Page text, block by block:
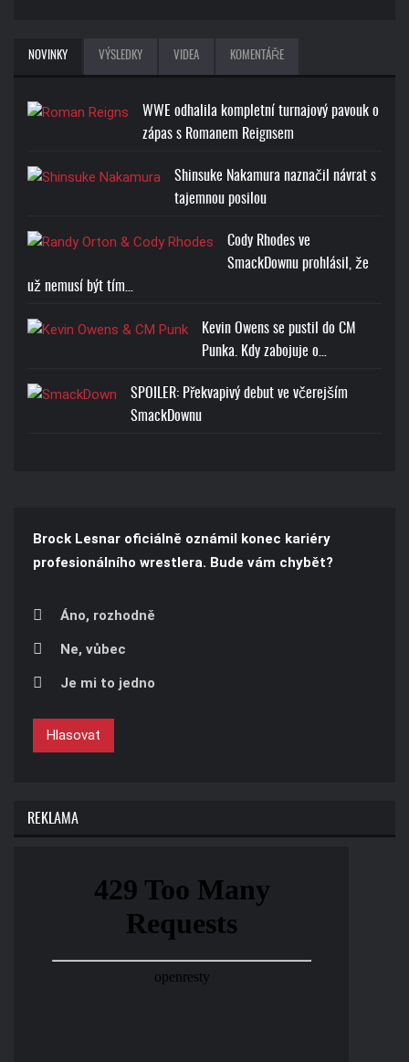
NOVINKY VÝSLEDKY VIDEA KOMENTÁŘE
WWE odhalila kompletní turnajový pavouk o
zápas s Romanem Reignsem
Shinsuke Nakamura naznačil návrat s
tajemnou posilou
Cody Rhodes ve
SmackDownu prohlásil, že
už nemusí být tím…
Kevin Owens se pustil do CM
Punka. Kdy zabojuje o…
SPOILER: Překvapivý debut ve včerejším
SmackDownu
Brock Lesnar oficiálně oznámil konec kariéry
profesionálního wrestlera. Bude vám chybět?
Áno, rozhodně
Ne, vůbec
Je mi to jedno
Hlasovat
REKLAMA